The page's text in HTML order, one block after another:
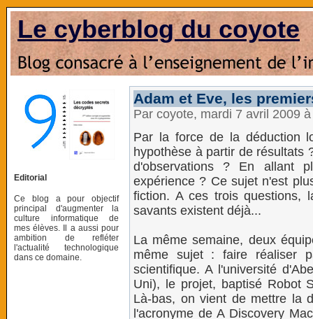
Le cyberblog du coyote
Editorial
Ce blog a pour objectif
principal d'augmenter la
culture informatique de
mes élèves. Il a aussi pour
ambition de refléter
l'actualité technologique
dans ce domaine.
Adam et Eve, les
Par coyote, mardi 7 avril 2009
Par la force de la déduction
hypothèse à partir de résultats
d'observations ? En allant
expérience ? Ce sujet n'est
fiction. A ces trois questions,
savants existent déjà...
La même semaine, deux
même sujet : faire réaliser
scientifique. A l'université
Uni), le projet, baptisé Robot
Là-bas, on vient de mettre la
l'acronyme de A Discovery